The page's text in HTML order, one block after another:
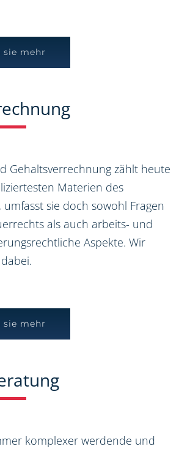
sie mehr
Gehaltsverrechnung zählt heute
Materien des
umfasst sie doch sowohl Fragen
als auch arbeits- und
Aspekte. Wir
sie mehr
komplexer werdende und